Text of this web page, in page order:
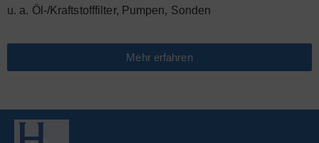
u. a. Öl-/Kraftstofffilter, Pumpen, Sonden
Mehr erfahren